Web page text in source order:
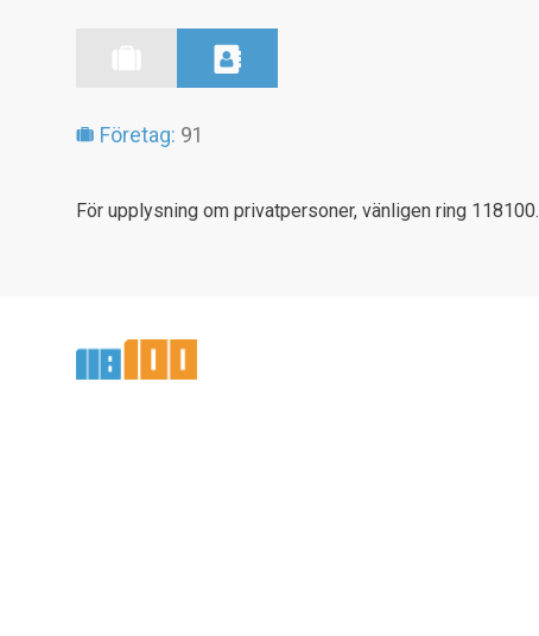
Företag: 91
För upplysning om privatpersoner, vänligen ring 118100.